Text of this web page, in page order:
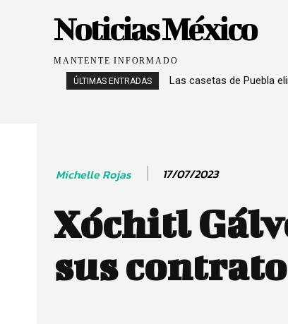
Noticias México
MANTENTE INFORMADO
ÚLTIMAS ENTRADAS Las casetas de Puebla
Michelle Rojas 17/07/2023
Xóchitl
sus